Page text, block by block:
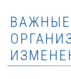
ВАЖНЫЕ